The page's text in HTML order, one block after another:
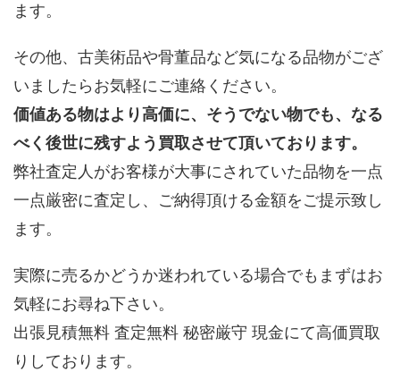
ます。
その他、古美術品や骨董品など気になる品物がござ
いましたらお気軽にご連絡ください。
価値ある物はより高価に、そうでない物でも、なる
べく後世に残すよう買取させて頂いております。
弊社査定人がお客様が大事にされていた品物を一点
一点厳密に査定し、ご納得頂ける金額をご提示致し
ます。
実際に売るかどうか迷われている場合でもまずはお
気軽にお尋ね下さい。
出張見積無料 査定無料 秘密厳守 現金にて高価買取
りしております。